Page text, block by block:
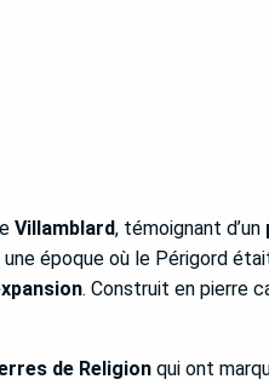
Villamblard, témoignant d’un
époque où le Périgord
. Construit en pierre
de Religionqui ont